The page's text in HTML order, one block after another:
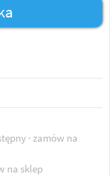
· zamów na
na sklep